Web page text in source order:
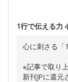
1行で伝える力
心に刺さる「
※記事で取り
新刊JPに還元